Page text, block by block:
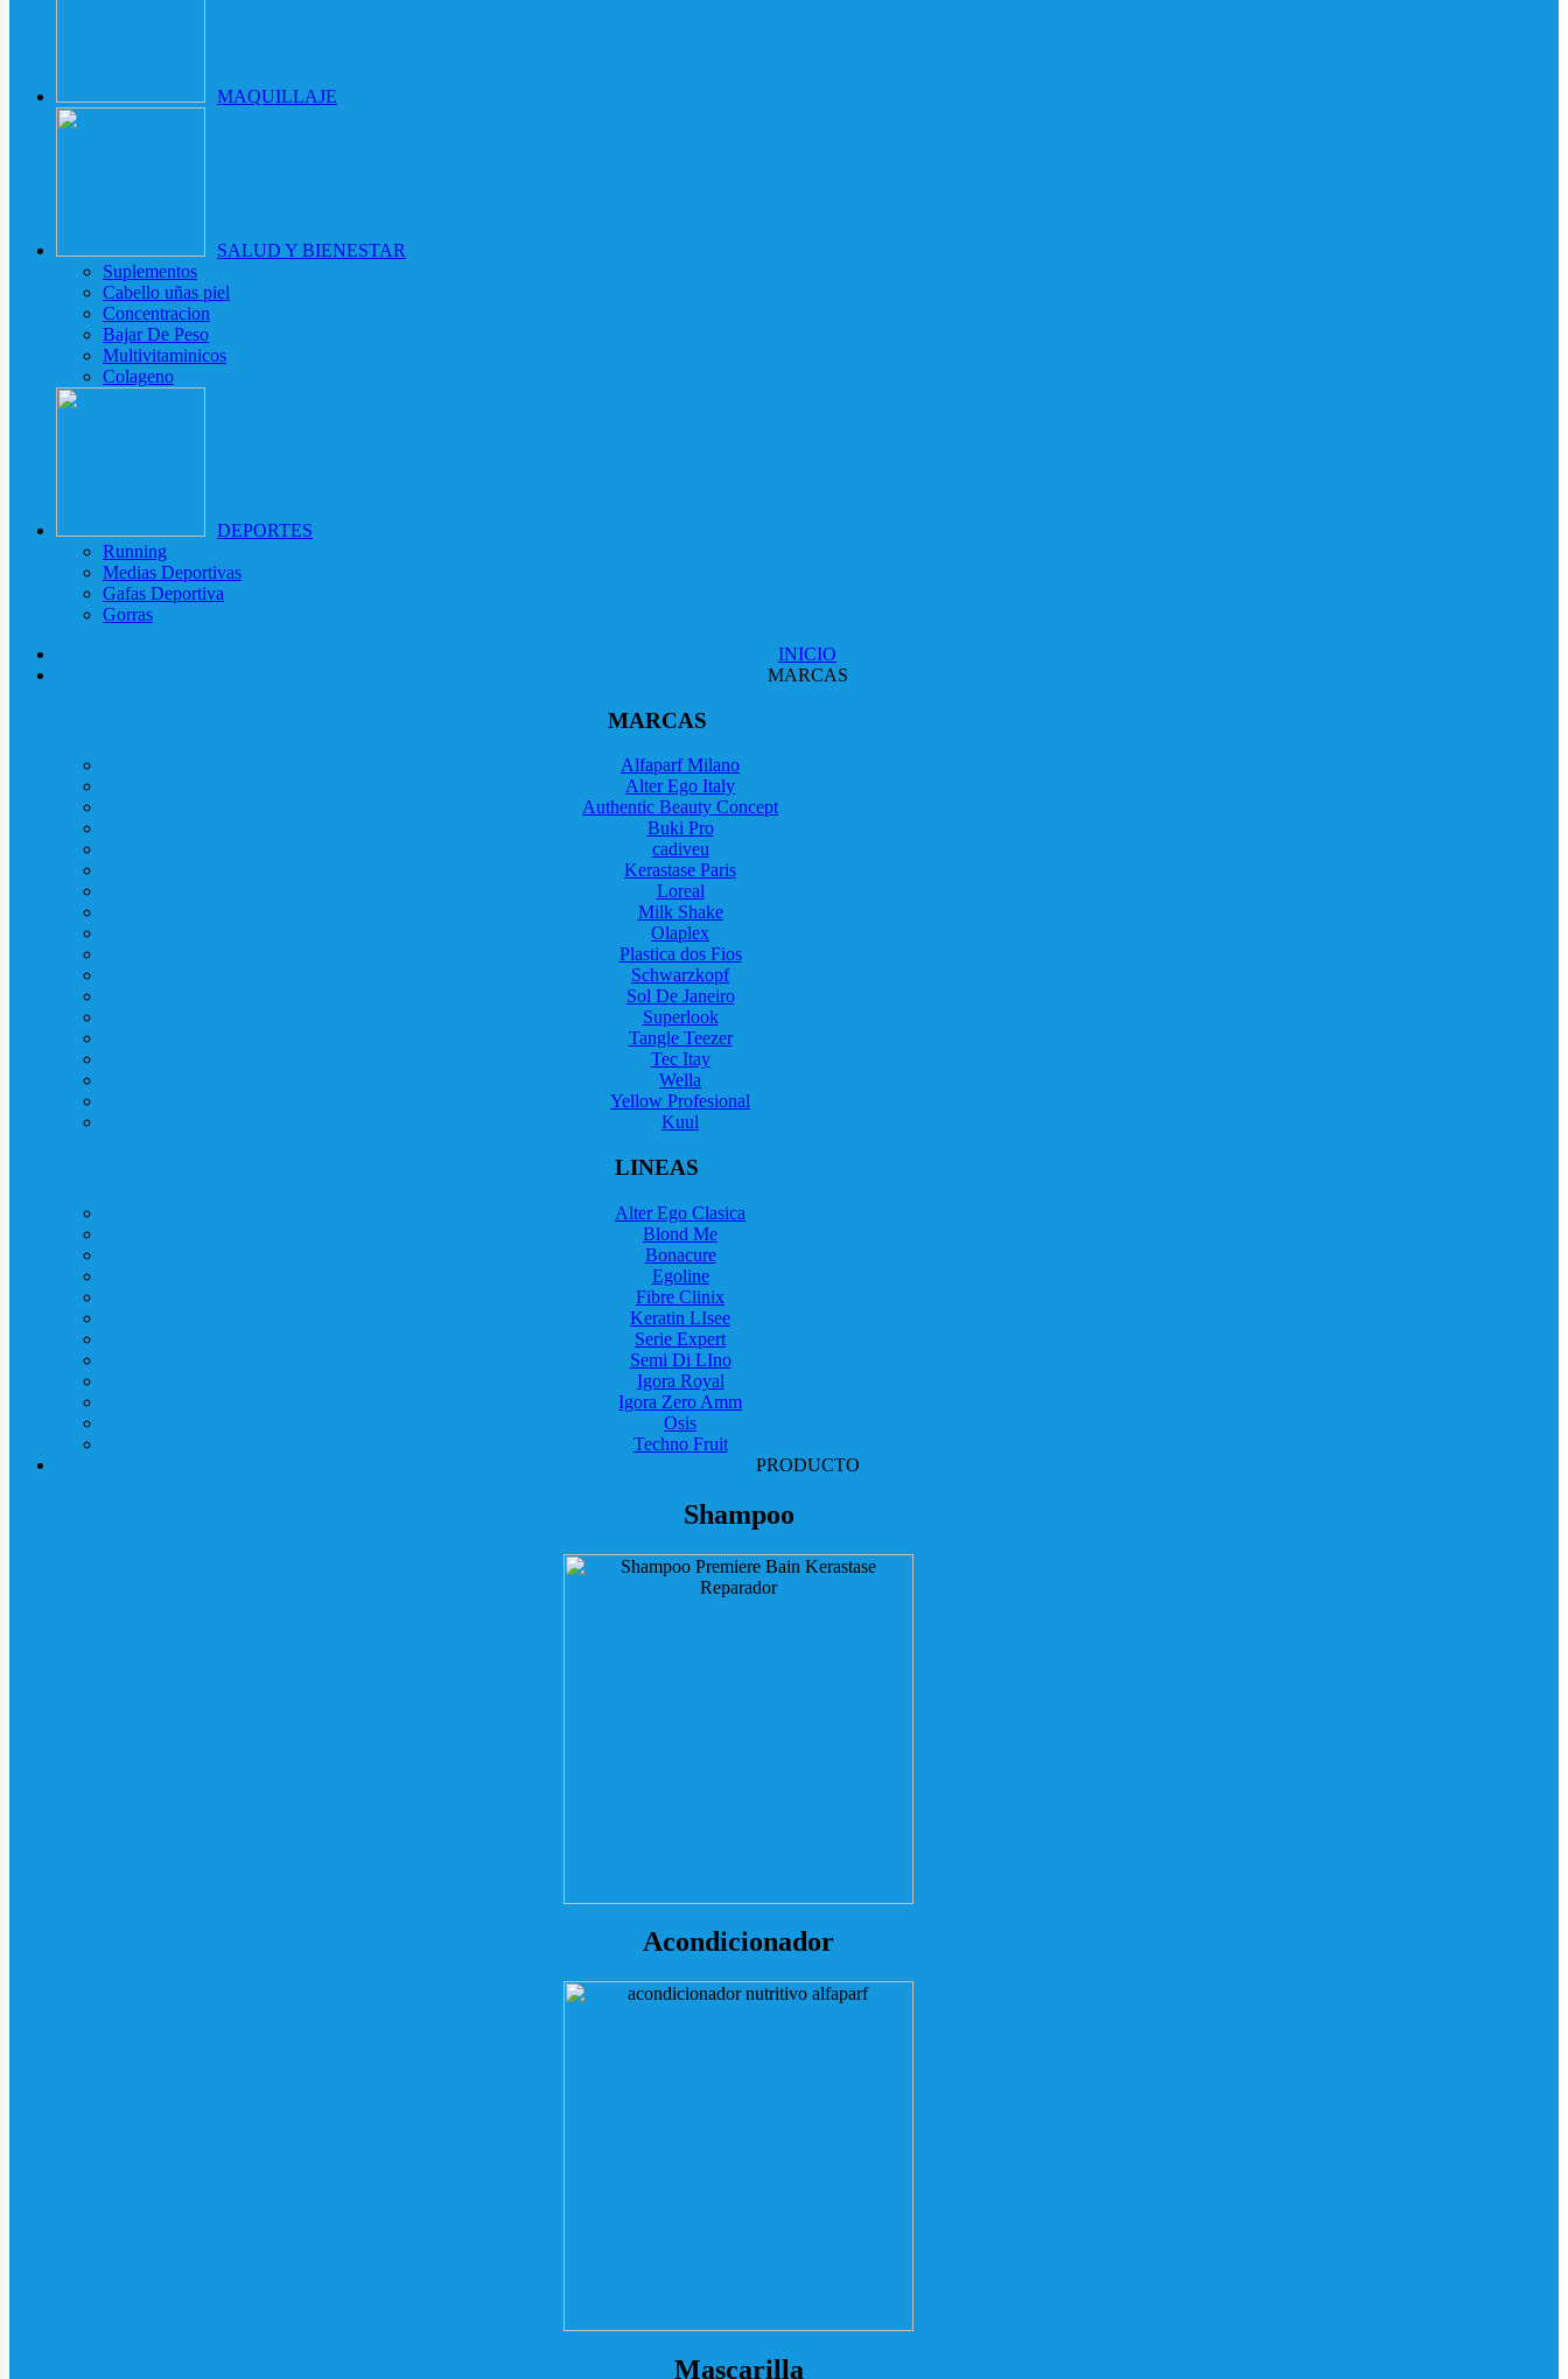
MAQUILLAJE
SALUD Y BIENESTAR
Suplementos
Cabello uñas piel
Concentracion
Bajar De Peso
Multivitaminicos
Colageno
DEPORTES
Running
Medias Deportivas
Gafas Deportiva
Gorras
INICIO
MARCAS
MARCAS
Alfaparf Milano
Alter Ego Italy
Authentic Beauty Concept
Buki Pro
cadiveu
Kerastase Paris
Loreal
Milk Shake
Olaplex
Plastica dos Fios
Schwarzkopf
Sol De Janeiro
Superlook
Tangle Teezer
Tec Itay
Wella
Yellow Profesional
Kuul
LINEAS
Alter Ego Clasica
Blond Me
Bonacure
Egoline
Fibre Clinix
Keratin LIsee
Serie Expert
Semi Di LIno
Igora Royal
Igora Zero Amm
Osis
Techno Fruit
PRODUCTO
Shampoo
Acondicionador
Mascarilla